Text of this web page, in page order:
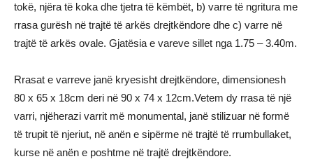
tokë, njëra të koka dhe tjetra të këmbët, b) varre të ngritura me
rrasa gurësh në trajtë të arkës drejtkëndore dhe c) varre në
trajtë të arkës ovale. Gjatësia e vareve sillet nga 1.75 – 3.40m.
Rrasat e varreve janë kryesisht drejtkëndore, dimensionesh
80 x 65 x 18cm deri në 90 x 74 x 12cm.Vetem dy rrasa të një
varri, njëherazi varrit më monumental, janë stilizuar në formë
të trupit të njeriut, në anën e sipërme në trajtë të rrumbullaket,
kurse në anën e poshtme në trajtë drejtkëndore.